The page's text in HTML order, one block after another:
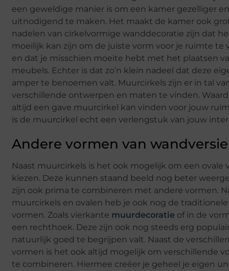
een geweldige manier is om een kamer gezelliger
uitnodigend te maken. Het maakt de kamer ook
nadelen van cirkelvormige wanddecoratie zijn dat
moeilijk kan zijn om de juiste vorm voor je ruimte te
en dat je misschien moeite hebt met het plaatsen
meubels. Echter is dat zo’n klein nadeel dat deze
amper te benoemen valt. Muurcirkels zijn er in tal
verschillende ontwerpen en maten te vinden.
altijd een gave muurcirkel kan vinden voor jouw
is de muurcirkel echt een verlengstuk van jouw
Andere vormen van
Naast muurcirkels is het ook mogelijk om een ovale
kiezen. Deze kunnen staand beeld nog beter
zijn ook prima te combineren met andere vormen.
muurcirkels en ovalen heb je ook nog de traditionele
vormen. Zoals vierkante muurdecoratie of in de
een rechthoek. Deze zijn ook nog steeds erg
natuurlijk goed te begrijpen valt. Naast de
vormen is het ook altijd mogelijk om verschillende
te combineren. Hiermee creëer je geheel je eigen